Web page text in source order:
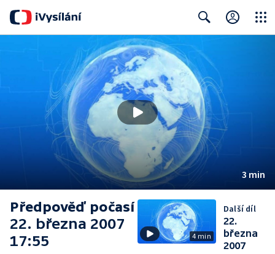
3 min
Předpověď počasí
22. března 2007
17:55
4 min
Další díl
22.
března
2007